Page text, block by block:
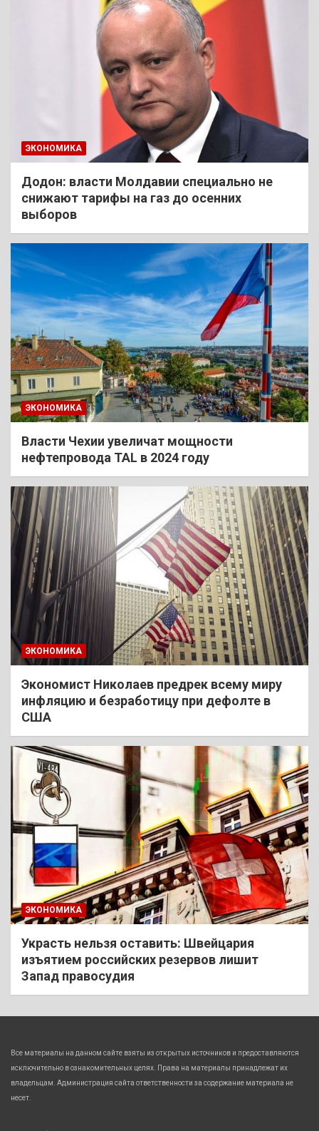
ЭКОНОМИКА
Додон: власти Молдавии специально не
снижают тарифы на газ до осенних
выборов
ЭКОНОМИКА
Власти Чехии увеличат мощности
нефтепровода TAL в 2024 году
ЭКОНОМИКА
Экономист Николаев предрек всему миру
инфляцию и безработицу при дефолте в
США
ЭКОНОМИКА
Украсть нельзя оставить: Швейцария
изъятием российских резервов лишит
Запад правосудия
Все материалы на данном сайте взяты из открытых источников и предоставляются
исключительно в ознакомительных целях. Права на материалы принадлежат их
владельцам. Администрация сайта ответственности за содержание материала не
несет.